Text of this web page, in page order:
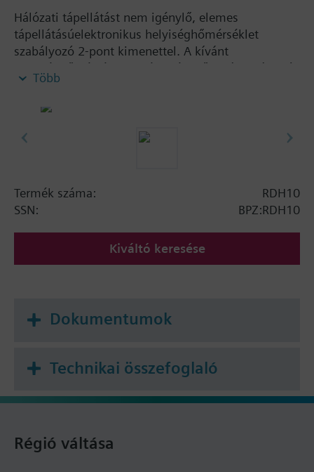
Hálózati tápellátást nem igénylő, elemes
tápellátásúelektronikus helyiséghőmérséklet
szabályozó 2-pont kimenettel. A kívánt
helyiséghőmérséklet a készülék előlapján található
nagyméretű elektronikus forgatógombbal
nagyméretű kijelző miatt
fehér RAL9003 (NCS S 0502-G)
Alaplap színe:
Több
Termék száma:
RDH10
SSN:
BPZ:RDH10
Kiváltó keresése
Dokumentumok
Technikai összefoglaló
Régió váltása